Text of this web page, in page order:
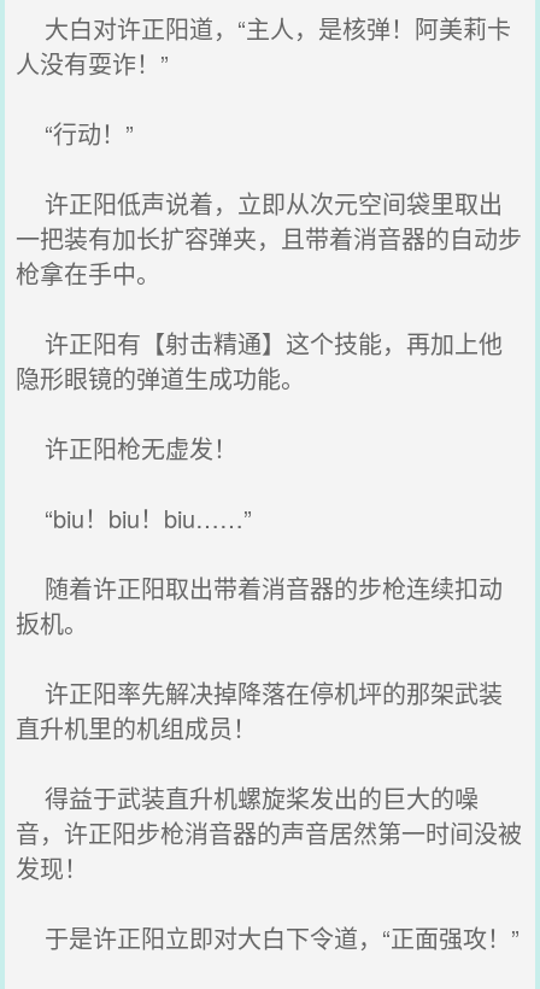
大白对许正阳道，“主人，是核弹！阿美莉卡
人没有耍诈！”
“行动！”
许正阳低声说着，立即从次元空间袋里取出
一把装有加长扩容弹夹，且带着消音器的自动步
枪拿在手中。
许正阳有【射击精通】这个技能，再加上他
隐形眼镜的弹道生成功能。
许正阳枪无虚发！
“biu！biu！biu……”
随着许正阳取出带着消音器的步枪连续扣动
扳机。
许正阳率先解决掉降落在停机坪的那架武装
直升机里的机组成员！
得益于武装直升机螺旋桨发出的巨大的噪
音，许正阳步枪消音器的声音居然第一时间没被
发现！
于是许正阳立即对大白下令道，“正面强攻！”